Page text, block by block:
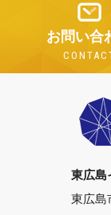
お問い合
東広
東広島